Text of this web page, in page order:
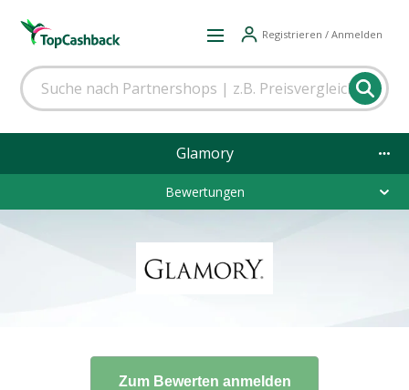
Registrieren / Anmelden
Glamory
Bewertungen